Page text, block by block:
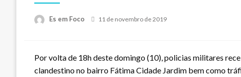
Es em Foco
Posted
11 de novembro de 2019
Por volta de 18h deste domingo (10), policias militares
clandestino no bairro Fátima Cidade Jardim bem como